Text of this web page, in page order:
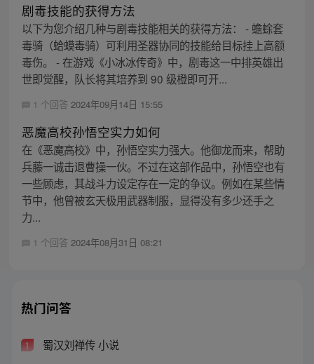
剧毒技能的获得方法
以下为您介绍几种与剧毒技能相关的获得方法： - 蟾蜍套
毒骑（蛤蟆毒骑）可利用圣器协同的技能给目标挂上高额
毒伤。 - 在游戏《小冰冰传奇》中，剧毒这一中排英雄出
世即觉醒，队长将其培养到 90 级橙即可开...
1 个回答 2024年09月14日 15:55
恶魔高校孙悟空实力如何
在《恶魔高校》中，孙悟空实力强大。他御龙而来，帮助
兵藤一诚击退曹操一伙。不过在这部作品中，孙悟空也有
一些顾虑，其战斗力设定存在一定的争议。例如在某些情
节中，他曾被玄天极用武器制服，显得没有多少还手之
力...
1 个回答 2024年08月31日 08:21
热门问答
1 蜀汉刘禅传 小说